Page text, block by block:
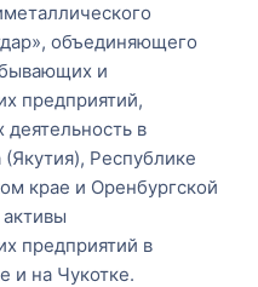
объединяющего
и
предприятий,
в
Республике
крае и Оренбургской
предприятий в
и на Чукотке.